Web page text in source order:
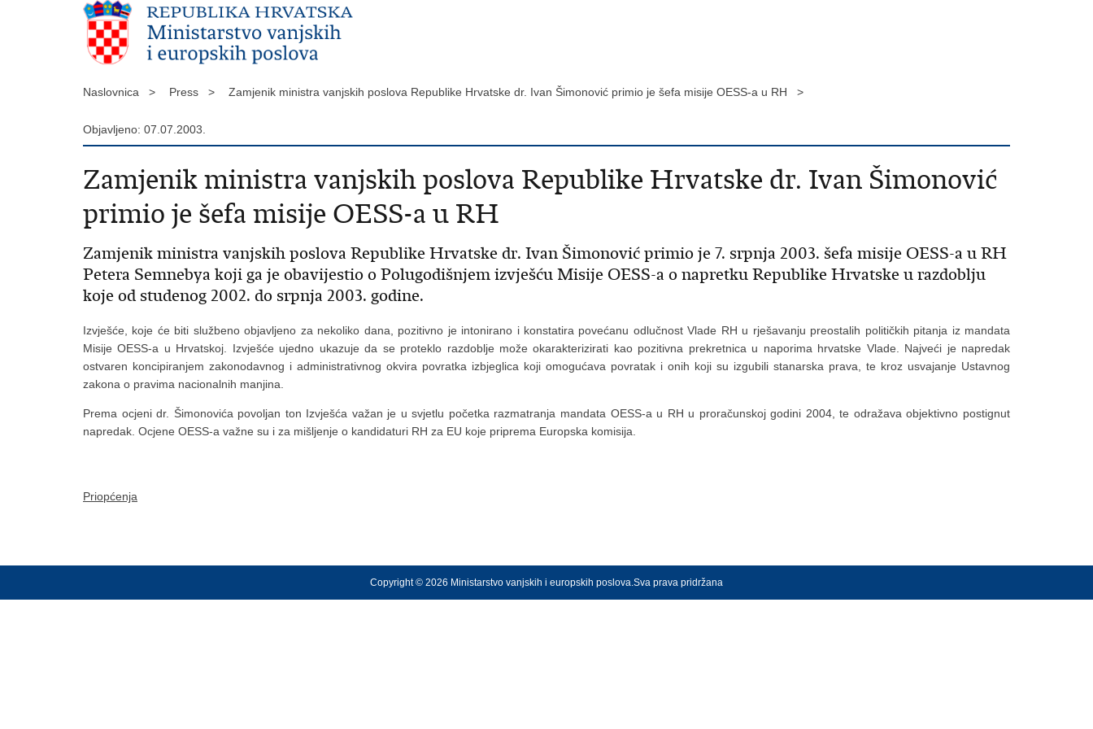
Naslovnica > Press > Zamjenik ministra vanjskih poslova Republike Hrvatske dr. Ivan Šimonović primio je šefa misije OESS-a u RH >
Objavljeno: 07.07.2003.
Zamjenik ministra vanjskih poslova Republike Hrvatske dr. Ivan Šimonović
primio je šefa misije OESS-a u RH
Zamjenik ministra vanjskih poslova Republike Hrvatske dr. Ivan Šimonović primio je 7. srpnja 2003. šefa misije OESS-a u RH
Petera Semnebya koji ga je obavijestio o Polugodišnjem izvješću Misije OESS-a o napretku Republike Hrvatske u razdoblju
koje od studenog 2002. do srpnja 2003. godine.
Izvješće, koje će biti službeno objavljeno za nekoliko dana, pozitivno je intonirano i konstatira povećanu odlučnost Vlade RH u rješavanju preostalih političkih pitanja iz mandata
Misije OESS-a u Hrvatskoj. Izvješće ujedno ukazuje da se proteklo razdoblje može okarakterizirati kao pozitivna prekretnica u naporima hrvatske Vlade. Najveći je napredak
ostvaren koncipiranjem zakonodavnog i administrativnog okvira povratka izbjeglica koji omogućava povratak i onih koji su izgubili stanarska prava, te kroz usvajanje Ustavnog
zakona o pravima nacionalnih manjina.
Prema ocjeni dr. Šimonovića povoljan ton Izvješća važan je u svjetlu početka razmatranja mandata OESS-a u RH u proračunskoj godini 2004, te odražava objektivno postignut
napredak. Ocjene OESS-a važne su i za mišljenje o kandidaturi RH za EU koje priprema Europska komisija.
Priopćenja
Copyright © 2026 Ministarstvo vanjskih i europskih poslova.Sva prava pridržana